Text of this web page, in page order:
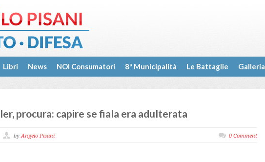
Libri News NOI Consumatori 8ª Municipalità Le Battaglie Galleria
procura: capire se fiala era adulterata
byAngelo Pisani 0 Comment